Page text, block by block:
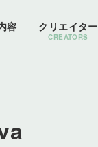
容 クリエイター
CREATORS